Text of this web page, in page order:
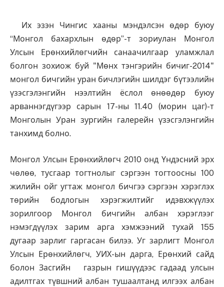
Их эзэн Чингис хааны мэндэлсэн өдөр буюу
“Монгол бахархлын өдөр”-т зориулан Монгол
Улсын Ерөнхийлөгчийн санаачилгаар уламжлал
болгон зохиож буй "Мөнх тэнгэрийн бичиг-2014"
монгол бичгийн уран бичлэгийн шилдэг бүтээлийн
үзэсгэлэнгийн нээлтийн ёслол өнөөдөр буюу
арваннэгдүгээр сарын 17-ны 11.40 (морин цаг)-т
Монголын Уран зургийн галерейн үзэсгэлэнгийн
танхимд болно.
Монгол Улсын Ерөнхийлөгч 2010 онд Үндэсний эрх
чөлөө, тусгаар тогтнолыг сэргээн тогтоосны 100
жилийн ойг угтаж монгол бичгээ сэргээн хэрэглэх
төрийн бодлогын хэрэгжилтийг идэвхжүүлэх
зорилгоор Монгол бичгийн албан хэрэглээг
нэмэгдүүлэх зарим арга хэмжээний тухай 155
дугаар зарлиг гаргасан билээ. Уг зарлигт Монгол
Улсын Ерөнхийлөгч, УИХ-ын дарга, Ерөнхий сайд
болон Засгийн газрын гишүүдээс гадаад улсын
адилтгах түвшний албан тушаалтанд илгээх албан